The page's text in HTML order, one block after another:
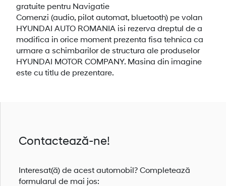
gratuite pentru Navigatie
Comenzi (audio, pilot automat, bluetooth) pe volan
HYUNDAI AUTO ROMANIA isi rezerva dreptul de a
modifica in orice moment prezenta fisa tehnica ca
urmare a schimbarilor de structura ale produselor
HYUNDAI MOTOR COMPANY. Masina din imagine
este cu titlu de prezentare.
Contactează-ne!
Interesat(ă) de acest automobil? Completează
formularul de mai jos: